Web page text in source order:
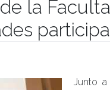
la
Junto